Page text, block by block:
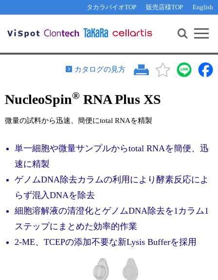
タカラバイオTOP 販売店様TOP English
機能解析・サイレンシング
PCR・等温増幅
リアルタイムPCR（qPCR）
サンプル請求
テクニカルサポートライン
その他 ライセンスに関するご相談
遺伝子組換え生物該当製品
研究支援ツール
Cut-Site Navigator 制限酵素切断サイトの検索
In-Fusion Cloning プライマー設計
抗体検索サイト
リアルタイムPCR （インターカレーター法）
リアルタイムPCR（プローブ法）
機器ソフトウェア・ベクター配列ダウンロード
ラーニングセンター
リアルタイムPCR実験ガイド
遺伝子検査ガイド（食品・水質・家畜他）
お問い合わせ WEB会員登録
カタログの見方
NucleoSpin® RNA Plus XS
微量の試料から迅速、簡便にtotal RNAを精製
単一細胞や微量サンプルからtotal RNAを簡便、迅
速に精製
ゲノムDNA除去カラムの利用により酵素反応によ
らず混入DNAを除去
細胞溶解液の清澄化とゲノムDNA除去を1カラム1
ステップにまとめた効率的作業
2-ME、TCEPの添加不要な新Lysis Bufferを採用